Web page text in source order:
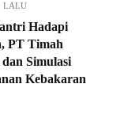
LALU
Hadapi
PT Timah
Simulasi
Kebakaran